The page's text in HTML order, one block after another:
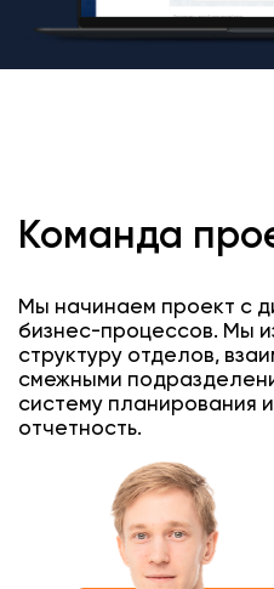
Команда
Мы начинаем проект с
бизнес-процессов. Мы
структуру отделов,
смежными
систему планирования
отчетность.